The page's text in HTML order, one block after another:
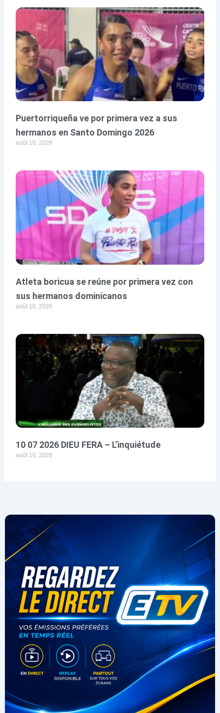
Puertorriqueña ve por primera vez a sus
hermanos en Santo Domingo 2026
août 10, 2026
Atleta boricua se reúne por primera vez con
sus hermanos dominicanos
août 10, 2026
10 07 2026 DIEU FERA – L’inquiétude
août 10, 2026